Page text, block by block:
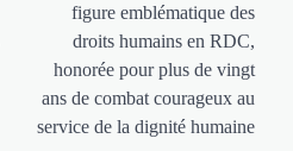
figure emblématique des
droits humains en RDC,
honorée pour plus de vingt
ans de combat courageux au
service de la dignité humaine